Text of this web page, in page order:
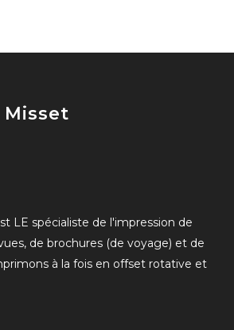
LE spécialiste de l'impression de
de brochures (de voyage) et de
à la fois en offset rotative et